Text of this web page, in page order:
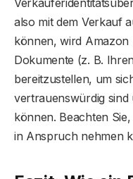
also mit dem Verkauf
können, wird Amazon
Dokumente (z. B.
bereitzustellen, um
vertrauenswürdig
können. Beachten
in Anspruch nehmen